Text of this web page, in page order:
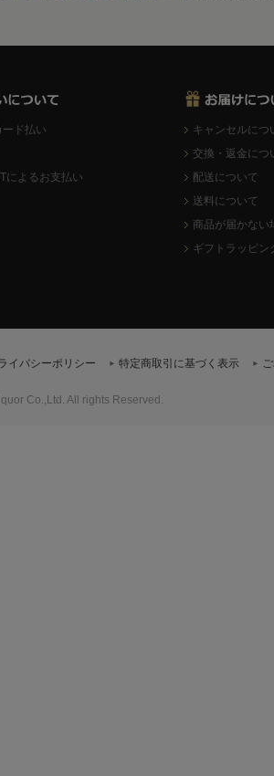
ード払い
によるお支払い
キャンセルにつ
交換・返金につ
配送について
送料について
商品が届かない
ギフトラッピン
イバシーポリシー 特定商取引に基づく表示
Co.,Ltd. All rights Reserved.